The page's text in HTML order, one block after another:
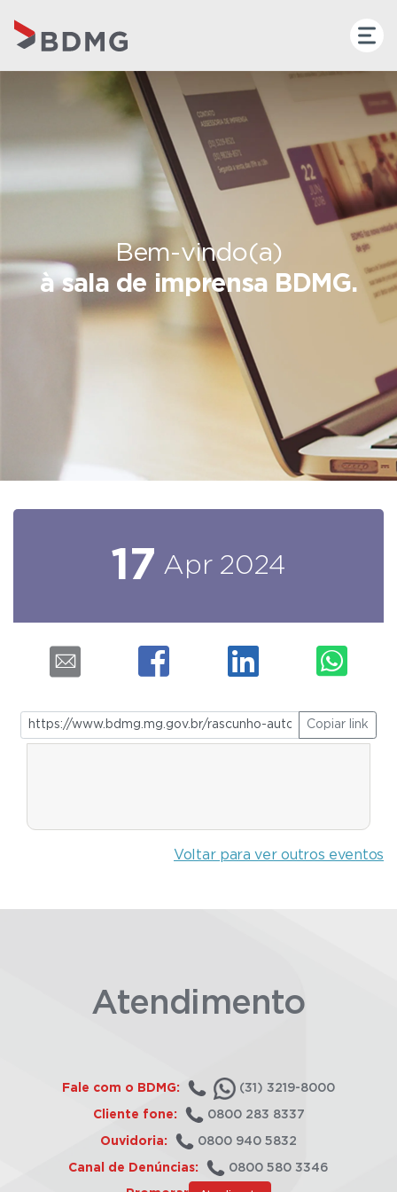
Bem-vindo(a)
à sala de imprensa BDMG.
17 Apr 2024
Copiar link
Voltar para ver outros eventos
Atendimento
Fale com o BDMG: (31) 3219-8000
Cliente fone: 0800 283 8337
Ouvidoria: 0800 940 5832
Canal de Denúncias: 0800 580 3346